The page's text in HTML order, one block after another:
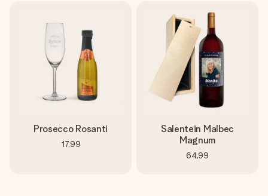
Prosecco Rosanti
17,99
Salentein Malbec
Magnum
64,99